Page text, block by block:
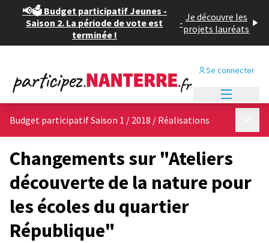
📢🗳️ Budget participatif Jeunes -
Saison 2. La période de vote est
terminée !
- Je découvre les
projets lauréats
Se connecter
Budget participatif Saison 1 / 2018 / Réalisations
Changements sur "Ateliers
découverte de la nature pour
les écoles du quartier
République"